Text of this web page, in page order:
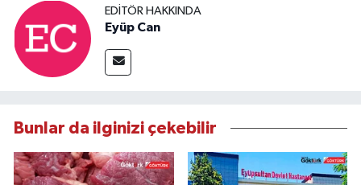
EDITÖR HAKKINDA
Eyüp Can
Bunlar da ilginizi çekebilir